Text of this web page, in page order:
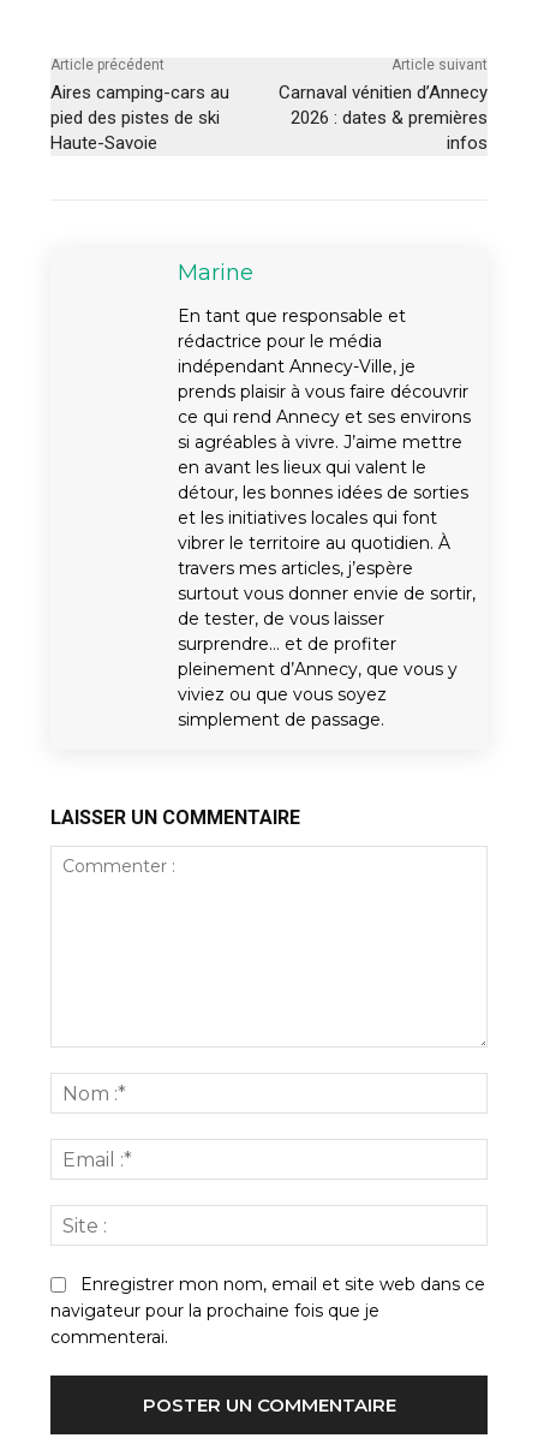
Article précédent
Aires camping-cars au
pied des pistes de ski
Haute-Savoie
Article suivant
Carnaval vénitien d’Annecy
2026 : dates & premières
infos
Marine
En tant que responsable et
rédactrice pour le média
indépendant Annecy-Ville, je
prends plaisir à vous faire découvrir
ce qui rend Annecy et ses environs
si agréables à vivre. J’aime mettre
en avant les lieux qui valent le
détour, les bonnes idées de sorties
et les initiatives locales qui font
vibrer le territoire au quotidien. À
travers mes articles, j’espère
surtout vous donner envie de sortir,
de tester, de vous laisser
surprendre… et de profiter
pleinement d’Annecy, que vous y
viviez ou que vous soyez
simplement de passage.
LAISSER UN COMMENTAIRE
:*
:*
:
Enregistrer mon nom, email et site web dans ce
navigateur pour la prochaine fois que je
commenterai.